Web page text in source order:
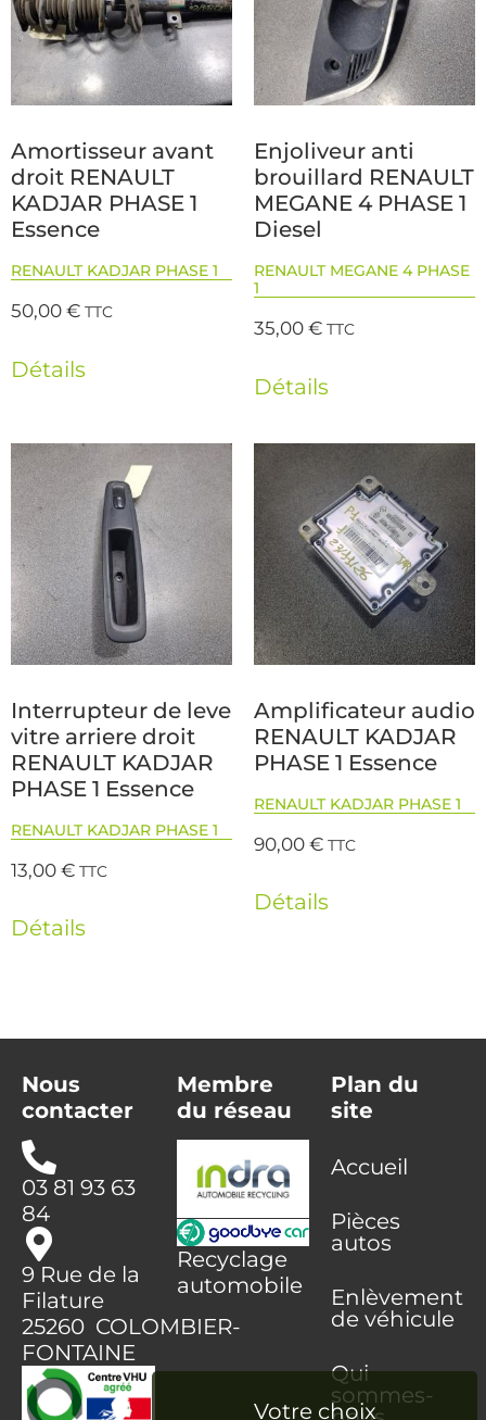
Amortisseur avant
droit RENAULT
KADJAR PHASE 1
Essence
RENAULT KADJAR PHASE 1
50,00€ TTC
Détails
Enjoliveur anti
brouillard RENAULT
MEGANE 4 PHASE 1
Diesel
RENAULT MEGANE 4 PHASE
1
35,00€ TTC
Détails
Interrupteur de leve
vitre arriere droit
RENAULT KADJAR
PHASE 1 Essence
RENAULT KADJAR PHASE 1
13,00€ TTC
Détails
Amplificateur audio
RENAULT KADJAR
PHASE 1 Essence
RENAULT KADJAR PHASE 1
90,00€ TTC
Détails
Nous
contacter
03 81 93 63
84
9 Rue de la
Filature
25260 COLOMBIER-
FONTAINE
Membre
du réseau
Recyclage
automobile
Plan du
site
Accueil
Pièces
autos
Enlèvement
de véhicule
Qui
sommes-